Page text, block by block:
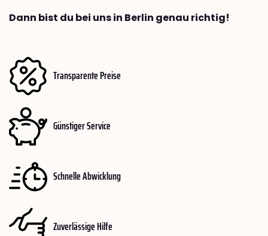
Dann bist du bei uns in Berlin genau richtig!
Transparente Preise
Günstiger Service
Schnelle Abwicklung
Zuverlässige Hilfe